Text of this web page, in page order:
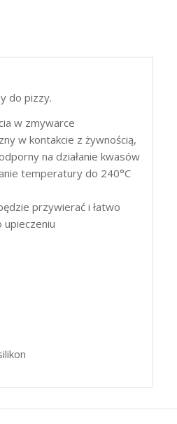
do pizzy.
w zmywarce
w kontakcie z żywnością,
na działanie kwasów
temperatury do 240°C
przywierać i łatwo
upieczeniu